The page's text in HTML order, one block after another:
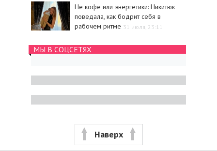
Не кофе или энергетики: Никитюк
поведала, как бодрит себя в
рабочем ритме 31 июля, 23:11
МЫ В СОЦСЕТЯХ
Наверх